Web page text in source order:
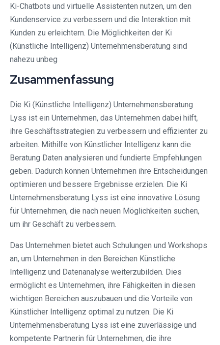
Ki-Chatbots und virtuelle Assistenten nutzen, um den
Kundenservice zu verbessern und die Interaktion mit
Kunden zu erleichtern. Die Möglichkeiten der Ki
(Künstliche Intelligenz) Unternehmensberatung sind
nahezu unbeg
Zusammenfassung
Die Ki (Künstliche Intelligenz) Unternehmensberatung
Lyss ist ein Unternehmen, das Unternehmen dabei hilft,
ihre Geschäftsstrategien zu verbessern und effizienter zu
arbeiten. Mithilfe von Künstlicher Intelligenz kann die
Beratung Daten analysieren und fundierte Empfehlungen
geben. Dadurch können Unternehmen ihre Entscheidungen
optimieren und bessere Ergebnisse erzielen. Die Ki
Unternehmensberatung Lyss ist eine innovative Lösung
für Unternehmen, die nach neuen Möglichkeiten suchen,
um ihr Geschäft zu verbessern.
Das Unternehmen bietet auch Schulungen und Workshops
an, um Unternehmen in den Bereichen Künstliche
Intelligenz und Datenanalyse weiterzubilden. Dies
ermöglicht es Unternehmen, ihre Fähigkeiten in diesen
wichtigen Bereichen auszubauen und die Vorteile von
Künstlicher Intelligenz optimal zu nutzen. Die Ki
Unternehmensberatung Lyss ist eine zuverlässige und
kompetente Partnerin für Unternehmen, die ihre